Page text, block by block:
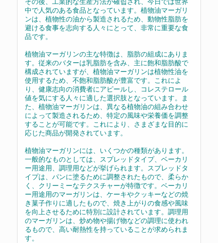
中で人気のある食品となっています。植物油マーガリ
ンは、植物性の油から製造されるため、動物性脂肪を
避ける食事を志向する人々にとって、非常に重要な食
品です。
植物油マーガリンの主な特徴は、脂肪の組成にありま
す。従来のバターは乳脂肪を含み、主に飽和脂肪酸で
構成されていますが、植物油マーガリンは植物性油を
使用するため、不飽和脂肪酸が豊富です。これによ
り、健康志向の消費者にアピールし、コレステロール
値を気にする人々に適した選択肢となっています。ま
た、植物油マーガリンは、異なる植物油の組み合わせ
によって製造されるため、特定の風味や栄養価を調整
することが可能です。これにより、さまざまな目的に
応じた商品が開発されています。
植物油マーガリンには、いくつかの種類があります。
一般的なものとしては、スプレッドタイプ、ベーカリ
ー用途用、調理用などが挙げられます。スプレッドタ
イプは、パンに塗るために調整されたもので、柔らか
く、クリーミーなテクスチャーが特徴です。ベーカリ
ー用途用のマーガリンは、ケーキやクッキーなどの焼
き菓子作りに適したもので、焼き上がりの食感や風味
を向上させるために特別に設計されています。調理用
のマーガリンは、炒め物や揚げ物などの調理に使われ
るもので、高い耐熱性を持っていることが求められま
す。